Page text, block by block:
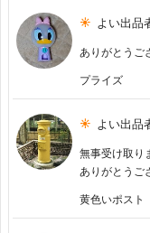
よい出品
ありがとうご
プライズ
よい出品
無事受け取り
ありがとうご
黄色いポスト